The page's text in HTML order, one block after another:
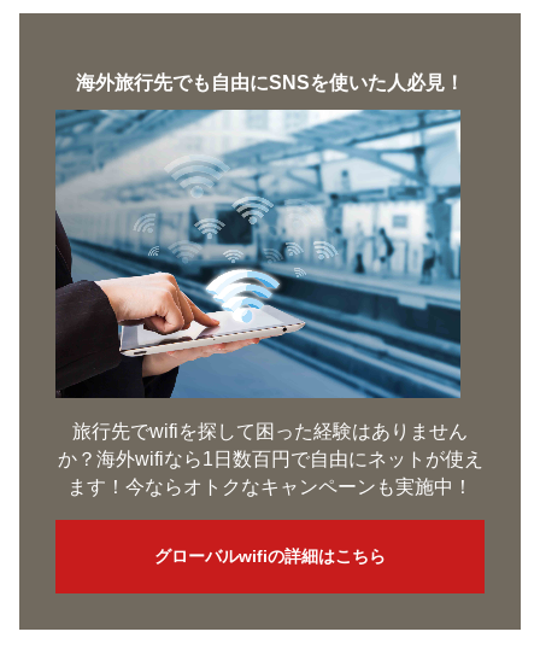
海外旅行先でも自由にSNSを使いた人必見！
旅行先でwifiを探して困った経験はありません
か？海外wifiなら1日数百円で自由にネットが使え
ます！今ならオトクなキャンペーンも実施中！
グローバルwifiの詳細はこちら